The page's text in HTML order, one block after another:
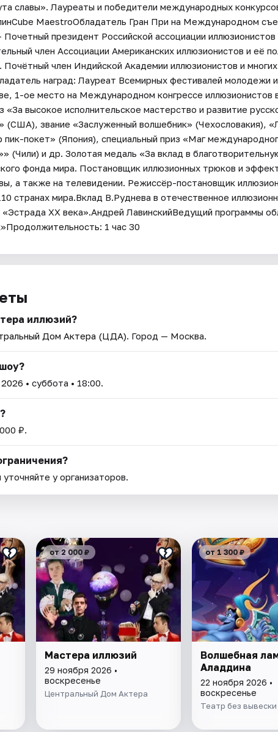
славы». Лауреаты и победители международных
MaestroОбладатель Гран При на Международном
президент Российской ассоциации
член Ассоциации Американских иллюзионистов и её
Почётный член Индийской Академии иллюзионистов и
наград: Лауреат Всемирных фестивалей молодежи
1-ое место на Международном конгрессе
«За высокое исполнительское мастерство и развитие
(США), звание «Заслуженный волшебник» (Чехословакия),
покет» (Япония), специальный приз «Маг
(Чили) и др. Золотая медаль «За вклад в
фонда мира. Постановщик иллюзионных трюков и
а также на телевидении. Режиссёр-постановщик
странах мира.Вклад В.Руднева в отечественное
ХХ века».Андрей ЛавинскийВедущий программы
1 час 30
иллюзий?
Дом Актера (ЦДА). Город — Москва.
• суббота • 18:00.
₽.
у организаторов.
от 2 000 ₽
Мастера иллюзий
29 ноября 2026 •
воскресенье
Центральный Дом Актера
от 1 300 ₽
Волшебная
Аладдина
22 ноября 2026 •
воскресенье
Театр без вывески